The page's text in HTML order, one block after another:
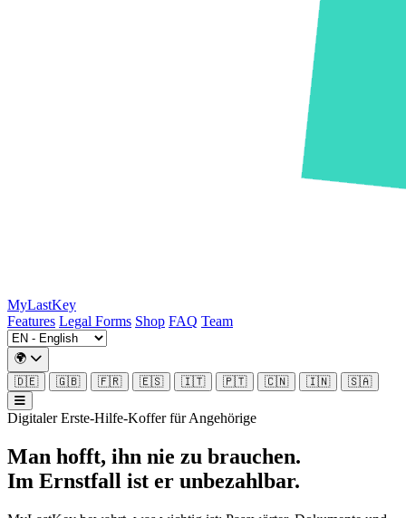
MyLastKey
Features Legal Forms Shop FAQ Team
🌍
🇩🇪
🇬🇧 🇫🇷 🇪🇸 🇮🇹 🇵🇹 🇨🇳 🇮🇳 🇸🇦
Digitaler Erste-Hilfe-Koffer für Angehörige
Man hofft, ihn nie zu brauchen.
Im Ernstfall ist er unbezahlbar.